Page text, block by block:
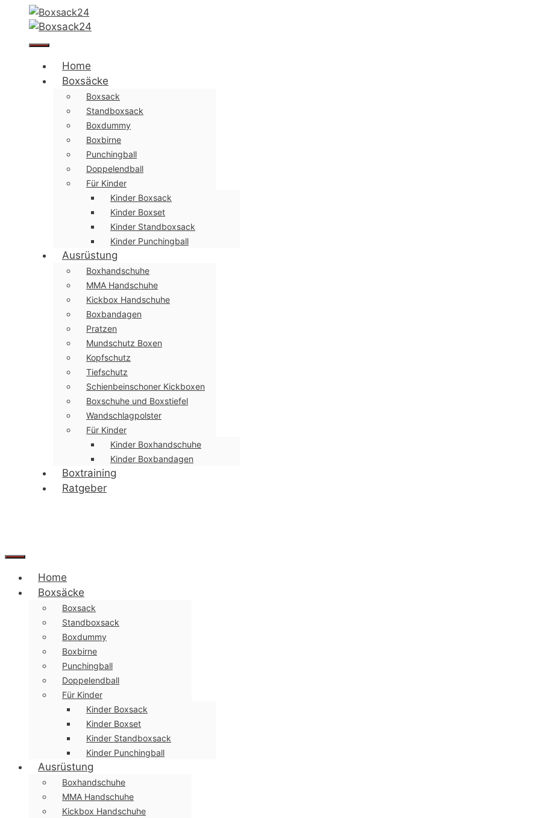
springen
Menü
Home
Boxsäcke
Boxsack
Standboxsack
Boxdummy
Boxbirne
Punchingball
Doppelendball
Für Kinder
Kinder Boxsack
Kinder Boxset
Kinder Standboxsack
Kinder Punchingball
Ausrüstung
Boxhandschuhe
MMA Handschuhe
Kickbox Handschuhe
Boxbandagen
Pratzen
Mundschutz Boxen
Kopfschutz
Tiefschutz
Schienbeinschoner Kickboxen
Boxschuhe und Boxstiefel
Wandschlagpolster
Für Kinder
Kinder Boxhandschuhe
Kinder Boxbandagen
Boxtraining
Ratgeber
Menü
Home
Boxsäcke
Boxsack
Standboxsack
Boxdummy
Boxbirne
Punchingball
Doppelendball
Für Kinder
Kinder Boxsack
Kinder Boxset
Kinder Standboxsack
Kinder Punchingball
Ausrüstung
Boxhandschuhe
MMA Handschuhe
Kickbox Handschuhe